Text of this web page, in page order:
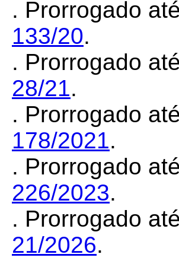
. Prorrogado
133/20.
. Prorrogado
28/21.
. Prorrogado
178/2021.
. Prorrogado
226/2023.
. Prorrogado
21/2026.